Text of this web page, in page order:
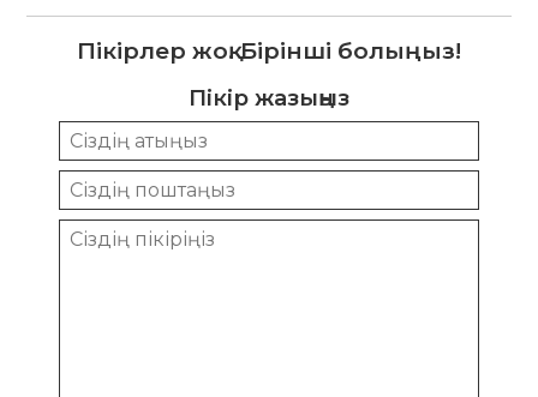
Пікірлер жоқ. Бірінші болыңыз!
Пікір жазыңыз